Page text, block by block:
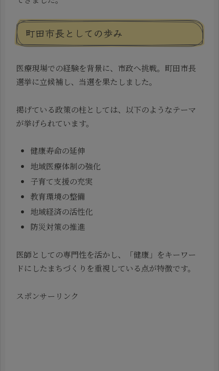
町田市長としての歩み
医療現場での経験を背景に、市政へ挑戦。町田市長
選挙に立候補し、当選を果たしました。
掲げている政策の柱としては、以下のようなテーマ
が挙げられています。
健康寿命の延伸
地域医療体制の強化
子育て支援の充実
教育環境の整備
地域経済の活性化
防災対策の推進
医師としての専門性を活かし、「健康」をキーワー
ドにしたまちづくりを重視している点が特徴です。
スポンサーリンク